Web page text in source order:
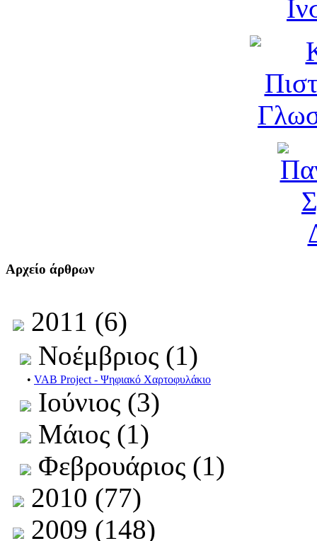
Αρχείο άρθρων
2011 (6)
Νοέμβριος (1)
• VAB Project - Ψηφιακό Χαρτοφυλάκιο
Ιούνιος (3)
Μάιος (1)
Φεβρουάριος (1)
2010 (77)
2009 (148)